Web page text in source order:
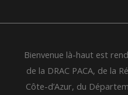
Bienvenue là-haut est
de la DRAC PACA, de la
Côte-d’Azur, du